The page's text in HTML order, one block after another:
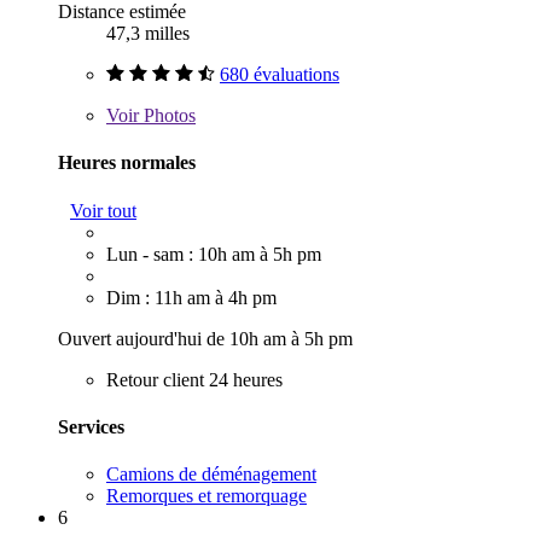
Distance estimée
47,3 milles
680 évaluations
VoirPhotos
Heures normales
Voir tout
Lun - sam : 10h am à 5h pm
Dim : 11h am à 4h pm
Ouvert aujourd'hui de 10h am à 5h pm
Retour client 24 heures
Services
Camions de déménagement
Remorques et remorquage
6